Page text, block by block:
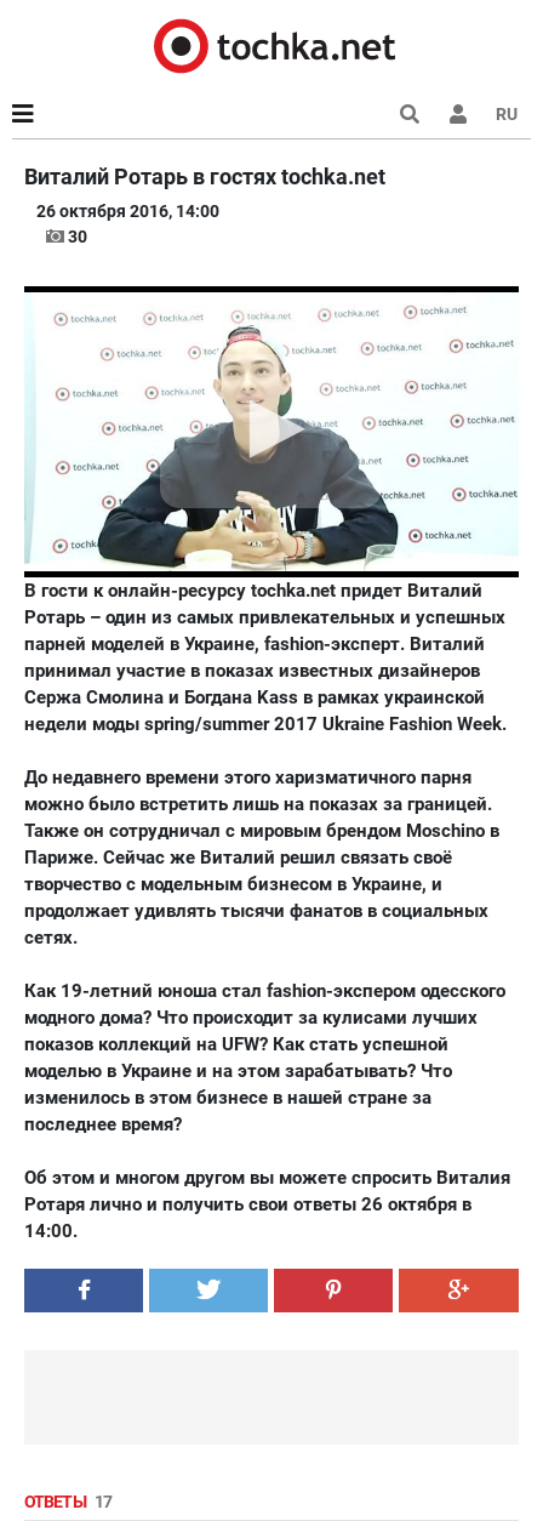
RU
Виталий Ротарь в гостях tochka.net
26 октября 2016, 14:00
30
В гости к онлайн-ресурсу tochka.net придет Виталий
Ротарь – один из самых привлекательных и успешных
парней моделей в Украине, fashion-эксперт. Виталий
принимал участие в показах известных дизайнеров
Сержа Смолина и Богдана Kass в рамках украинской
недели моды spring/summer 2017 Ukraine Fashion Week.
До недавнего времени этого харизматичного парня
можно было встретить лишь на показах за границей.
Также он сотрудничал с мировым брендом Moschino в
Париже. Сейчас же Виталий решил связать своё
творчество с модельным бизнесом в Украине, и
продолжает удивлять тысячи фанатов в социальных
сетях.
Как 19-летний юноша стал fashion-экспером одесского
модного дома? Что происходит за кулисами лучших
показов коллекций на UFW? Как стать успешной
моделью в Украине и на этом зарабатывать? Что
изменилось в этом бизнесе в нашей стране за
последнее время?
Об этом и многом другом вы можете спросить Виталия
Ротаря лично и получить свои ответы 26 октября в
14:00.
ОТВЕТЫ 17